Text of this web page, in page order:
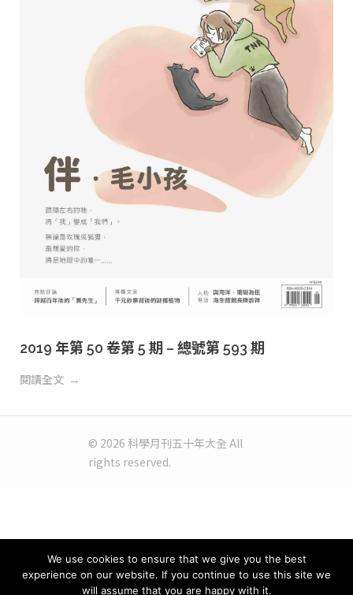
2019 年第 50 卷第 5 期 – 總號第 593 期
閱讀全文
© 2026 科學月刊五十年大全 All
rights reserved.
We use cookies to ensure that we give you the best
experience on our website. If you continue to use this site we
will assume that you are happy with it.